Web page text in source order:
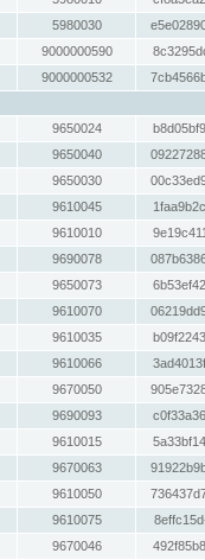
5980030
9000000590
9000000532
9650024
9650040
9650030
9610045
9610010
9690078
9650073
9610070
9610035
9610066
9670050
9690093
9610015
9670063
9610050
9610075
9670046